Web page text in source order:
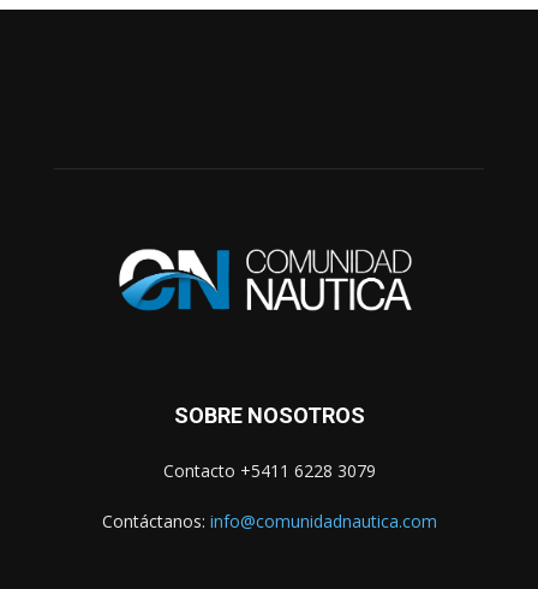
SOBRE NOSOTROS
Contacto +5411 6228 3079
Contáctanos: info@comunidadnautica.com